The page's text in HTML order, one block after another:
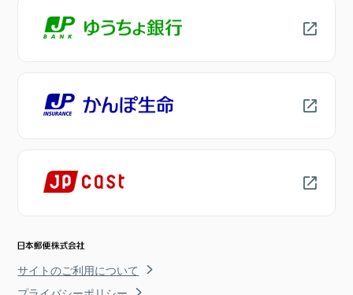
サイトのご利用について